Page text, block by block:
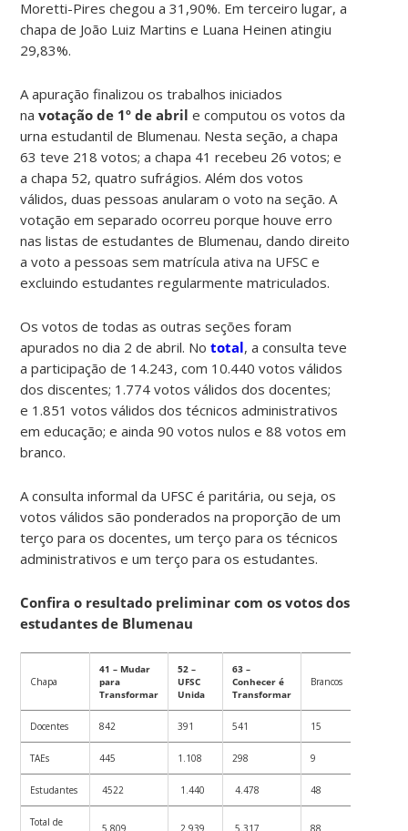
Moretti-Pires chegou a 31,90%. Em terceiro lugar, a
chapa de João Luiz Martins e Luana Heinen atingiu
29,83%.
A apuração finalizou os trabalhos iniciados
navotação de 1º de abril e computou os votos da
urna estudantil de Blumenau. Nesta seção, a chapa
63 teve 218 votos; a chapa 41 recebeu 26 votos; e
a chapa 52, quatro sufrágios. Além dos votos
válidos, duas pessoas anularam o voto na seção. A
votação em separado ocorreu porque houve erro
nas listas de estudantes de Blumenau, dando direito
a voto a pessoas sem matrícula ativa na UFSC e
excluindo estudantes regularmente matriculados.
Os votos de todas as outras seções foram
apurados no dia 2 de abril. Nototal, a consulta teve
a participação de 14.243, com 10.440 votos válidos
dos discentes; 1.774 votos válidos dos docentes;
e 1.851 votos válidos dos técnicos administrativos
em educação; e ainda 90 votos nulos e 88 votos em
branco.
A consulta informal da UFSC é paritária, ou seja, os
votos válidos são ponderados na proporção de um
terço para os docentes, um terço para os técnicos
administrativos e um terço para os estudantes.
Confira o resultado preliminar com os votos dos
estudantes de Blumenau
Chapa
41 – Mudar
para
Transformar
52 –
UFSC
Unida
63 –
Conhecer é
Transformar
Brancos
Docentes 842 391 541 15
TAEs 445 1.108 298 9
Estudantes 4522 1.440 4.478 48
Total de
5.809 2.939 5.317 88